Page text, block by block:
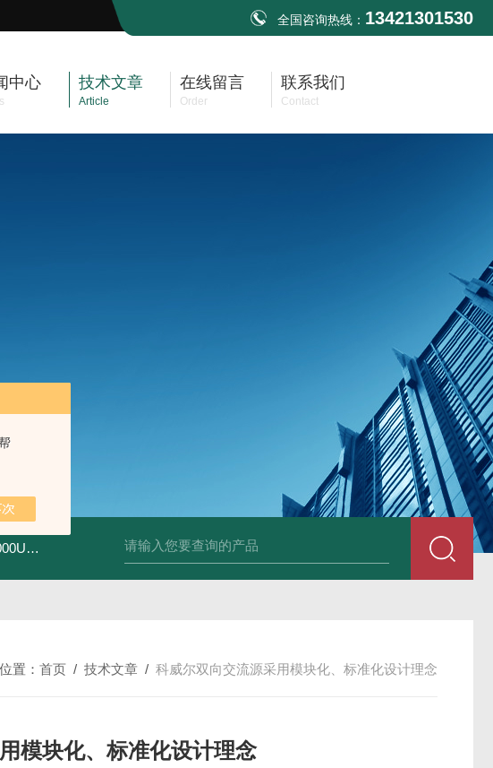
全国咨询热线： 13421301530
中心 技术文章
Article
在线留言
Order
联系我们
Contact
EV双向直流电源 D2000P-200K-1200-600-
置： 首页 / 技术文章 / 科威尔双向交流源采用模块化、标准化设计理念
模块化、标准化设计理念